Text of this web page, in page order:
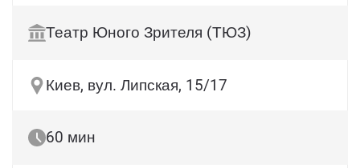
Театр Юного Зрителя (ТЮЗ)
Киев, вул. Липская, 15/17
60 мин